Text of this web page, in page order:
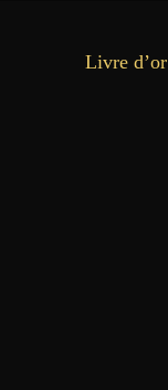
Livre d’or